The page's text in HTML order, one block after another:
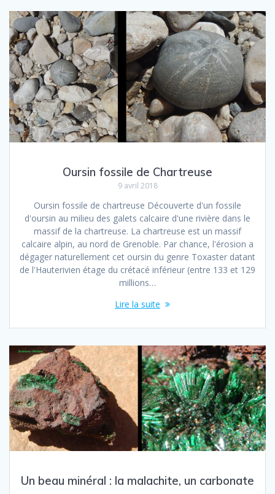
Oursin fossile de Chartreuse
9 avril 2018
Oursin fossile de chartreuse Découverte d'un fossile
d'oursin au milieu des galets calcaire d'une rivière dans le
massif de la chartreuse. La chartreuse est un massif
calcaire alpin, au nord de Grenoble. Par chance, l'érosion a
dégager naturellement cet oursin du genre Toxaster datant
de l'Hauterivien étage du crétacé inférieur (entre 133 et 129
millions…
Lire la suite
Un beau minéral : la malachite, un carbonate